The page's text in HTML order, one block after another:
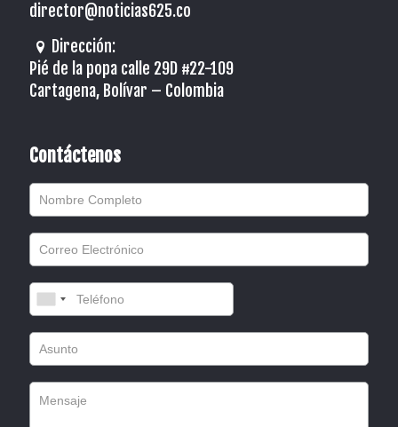
director@noticias625.co
Dirección:
Pié de la popa calle 29D #22-109
Cartagena, Bolívar – Colombia
Contáctenos